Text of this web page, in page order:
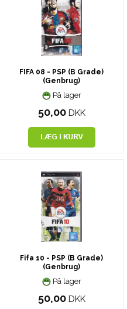
FIFA 08 - PSP (B Grade)
(Genbrug)
På lager
50,00 DKK
Fifa 10 - PSP (B Grade)
(Genbrug)
På lager
50,00 DKK